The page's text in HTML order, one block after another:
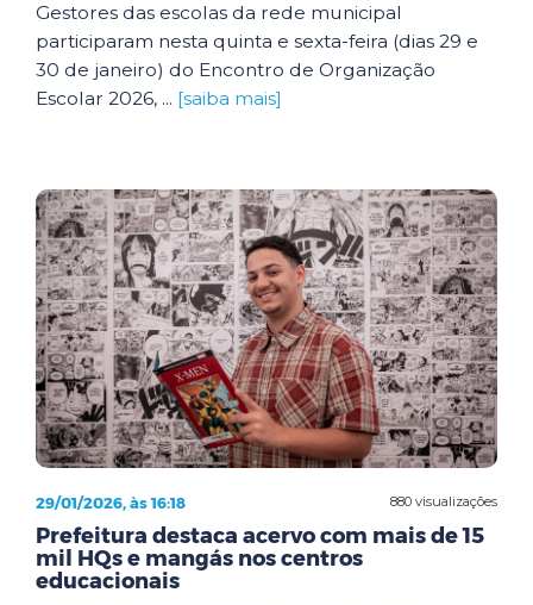
Gestores das escolas da rede municipal
participaram nesta quinta e sexta-feira (dias 29 e
30 de janeiro) do Encontro de Organização
Escolar 2026, ... [saiba mais]
880 visualizações
29/01/2026, às 16:18
Prefeitura destaca acervo com mais de 15
mil HQs e mangás nos centros
educacionais